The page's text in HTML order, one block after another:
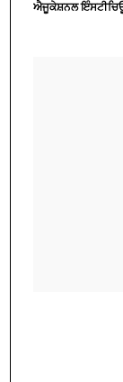
ਐਜੂਕੇਸ਼ਨਲ